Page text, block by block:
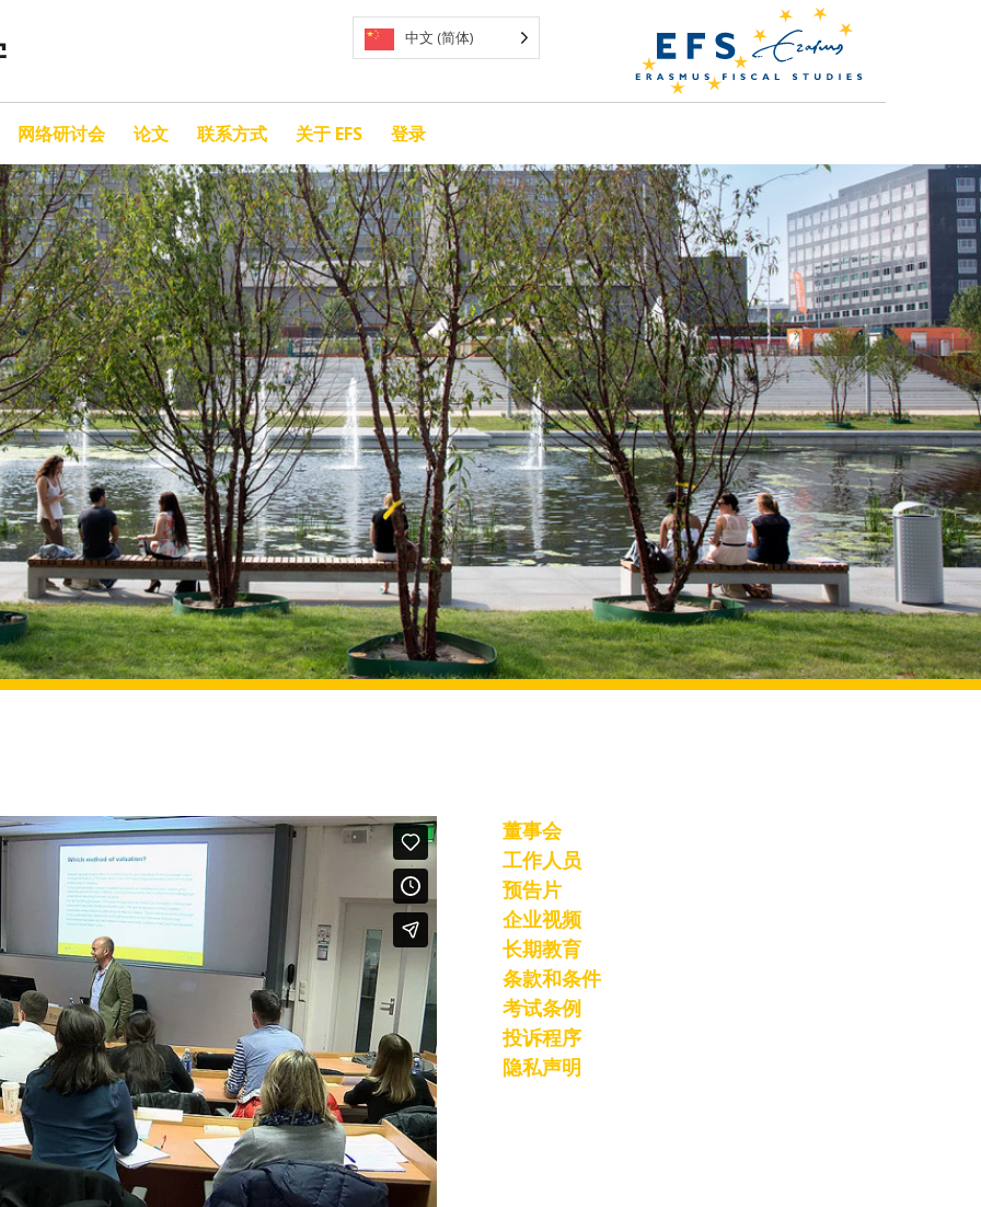
中文 (简体)
网络研讨会 论文 联系方式 关于 EFS 登录
董事会
工作人员
预告片
企业视频
长期教育
条款和条件
考试条例
投诉程序
隐私声明